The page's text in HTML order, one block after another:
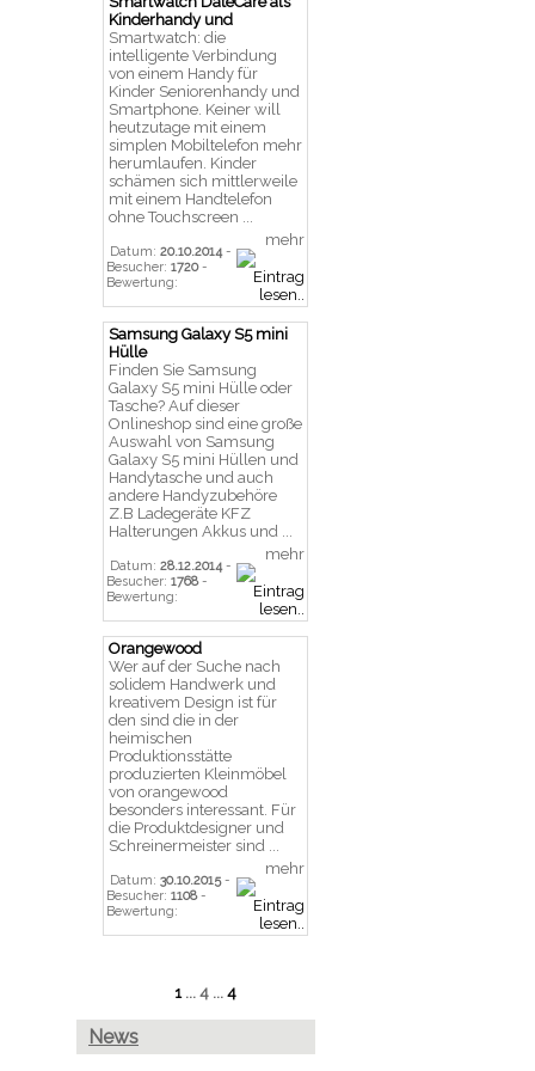
Kinderhandy und
Smartwatch: die
intelligente Verbindung
von einem Handy für
Kinder Seniorenhandy und
Smartphone. Keiner will
heutzutage mit einem
simplen Mobiltelefon mehr
herumlaufen. Kinder
schämen sich mittlerweile
mit einem Handtelefon
ohne Touchscreen ...
Datum: 20.10.2014-
Besucher: 1720-
Bewertung:
mehr
Samsung Galaxy S5 mini
Hülle
Finden Sie Samsung
Galaxy S5 mini Hülle oder
Tasche? Auf dieser
Onlineshop sind eine große
Auswahl von Samsung
Galaxy S5 mini Hüllen und
Handytasche und auch
andere Handyzubehöre
Z.B Ladegeräte KFZ
Halterungen Akkus und ...
Datum: 28.12.2014-
Besucher: 1768-
Bewertung:
mehr
Orangewood
Wer auf der Suche nach
solidem Handwerk und
kreativem Design ist für
den sind die in der
heimischen
Produktionsstätte
produzierten Kleinmöbel
von orangewood
besonders interessant. Für
die Produktdesigner und
Schreinermeister sind ...
Datum: 30.10.2015-
Besucher: 1108-
Bewertung:
mehr
1... 4 ... 4
News